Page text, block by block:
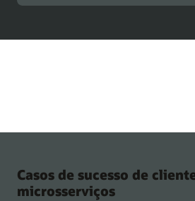
Casos de sucesso de
microsserviços